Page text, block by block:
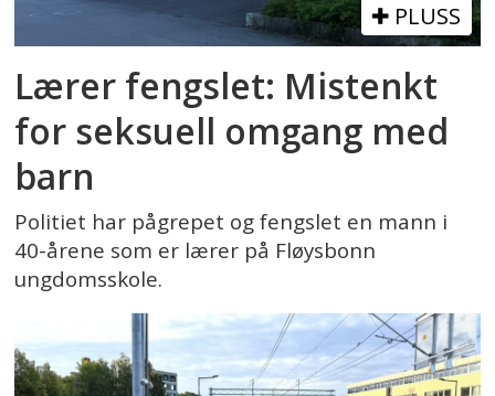
PLUSS
Lærer fengslet: Mistenkt
for seksuell omgang med
barn
Politiet har pågrepet og fengslet en mann i
40-årene som er lærer på Fløysbonn
ungdomsskole.